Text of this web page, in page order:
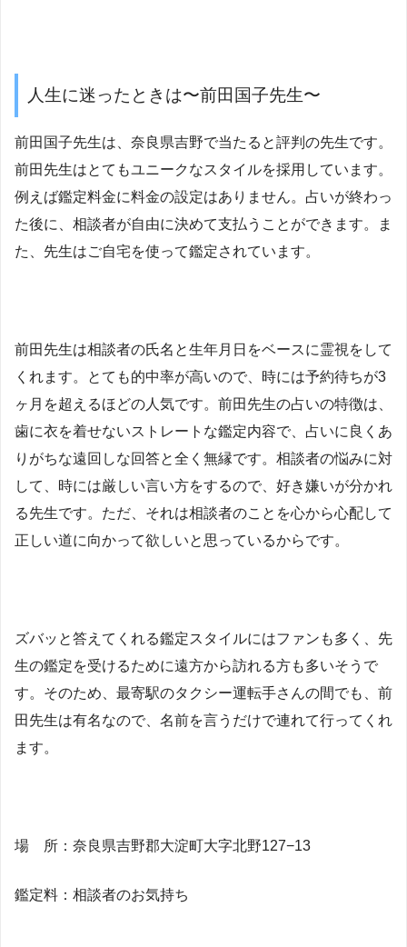
人生に迷ったときは〜前田国子先生〜
前田国子先生は、奈良県吉野で当たると評判の先生です。
前田先生はとてもユニークなスタイルを採用しています。
例えば鑑定料金に料金の設定はありません。占いが終わっ
た後に、相談者が自由に決めて支払うことができます。ま
た、先生はご自宅を使って鑑定されています。
前田先生は相談者の氏名と生年月日をベースに霊視をして
くれます。とても的中率が高いので、時には予約待ちが3
ヶ月を超えるほどの人気です。前田先生の占いの特徴は、
歯に衣を着せないストレートな鑑定内容で、占いに良くあ
りがちな遠回しな回答と全く無縁です。相談者の悩みに対
して、時には厳しい言い方をするので、好き嫌いが分かれ
る先生です。ただ、それは相談者のことを心から心配して
正しい道に向かって欲しいと思っているからです。
ズバッと答えてくれる鑑定スタイルにはファンも多く、先
生の鑑定を受けるために遠方から訪れる方も多いそうで
す。そのため、最寄駅のタクシー運転手さんの間でも、前
田先生は有名なので、名前を言うだけで連れて行ってくれ
ます。
場 所：奈良県吉野郡大淀町大字北野127−13
鑑定料：相談者のお気持ち